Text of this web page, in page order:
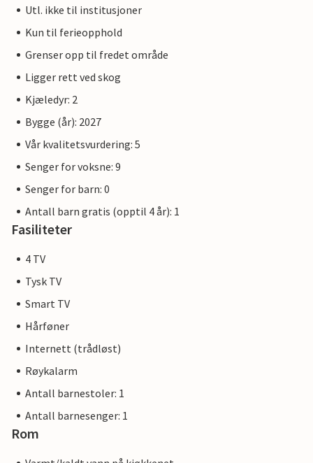
Utl. ikke til institusjoner
Kun til ferieopphold
Grenser opp til fredet område
Ligger rett ved skog
Kjæledyr: 2
Bygge (år): 2027
Vår kvalitetsvurdering: 5
Senger for voksne: 9
Senger for barn: 0
Antall barn gratis (opptil 4 år): 1
Fasiliteter
4 TV
Tysk TV
Smart TV
Hårføner
Internett (trådløst)
Røykalarm
Antall barnestoler: 1
Antall barnesenger: 1
Rom